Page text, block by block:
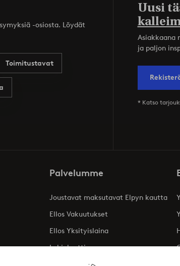
-osiosta. Löydät
Toimitustavat
Uusi
Asiakkaana
ja paljon
* Katso
Palvelumme
Joustavat maksutavat Elpyn kautta
Ellos Vakuutukset
Ellos Yksityislaina
Lahjakortti